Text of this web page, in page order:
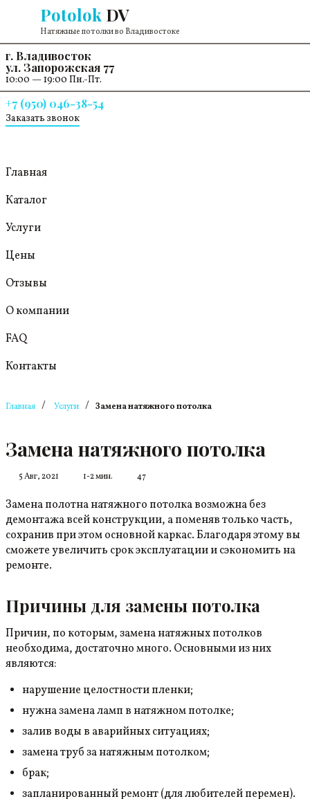
Перейти к содержанию
Potolok DV
Натяжные потолки во Владивостоке
г. Владивосток
ул. Запорожская 77
10:00 — 19:00 Пн.-Пт.
+7 (950) 046-38-54
Заказать звонок
Главная
Каталог
Услуги
Цены
Отзывы
О компании
FAQ
Контакты
Главная / Услуги / Замена натяжного потолка
Замена натяжного потолка
5 Авг, 2021 1-2 мин. 47
Замена полотна натяжного потолка возможна без
демонтажа всей конструкции, а поменяв только часть,
сохранив при этом основной каркас. Благодаря этому вы
сможете увеличить срок эксплуатации и сэкономить на
ремонте.
Причины для замены потолка
Причин, по которым, замена натяжных потолков
необходима, достаточно много. Основными из них
являются:
нарушение целостности пленки;
нужна замена ламп в натяжном потолке;
залив воды в аварийных ситуациях;
замена труб за натяжным потолком;
брак;
запланированный ремонт (для любителей перемен).